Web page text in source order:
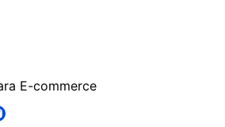
E-commerce